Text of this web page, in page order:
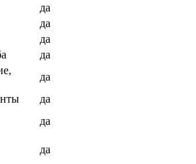
да
да
да
да
да
да
да
да